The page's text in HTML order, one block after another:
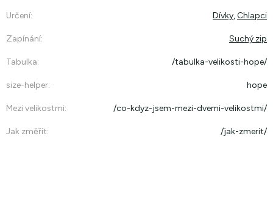
Určení: Dívky,Chlapci
Zapínání: Suchý zip
Tabulka: /tabulka-velikosti-hope/
size-helper: hope
Mezi velikostmi: /co-kdyz-jsem-mezi-dvemi-velikostmi/
Jak změřit: /jak-zmerit/